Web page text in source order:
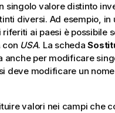
singolo valore distinto
diversi. Ad esempio, in
ai paesi è possibile
con USA. La scheda
anche per modificare
deve modificare un
valori nei campi che